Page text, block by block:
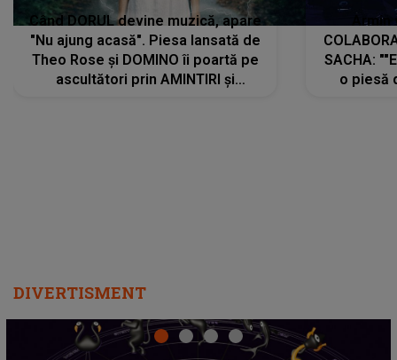
Când DORUL devine muzică, apare
"Nu ajung acasă". Piesa lansată de
Theo Rose și DOMINO îi poartă pe
ascultători prin AMINTIRI și
SACHA:
o piesă
DIVERTISMENT